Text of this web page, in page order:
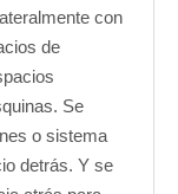
con
de
Se
o sistema
detrás. Y se